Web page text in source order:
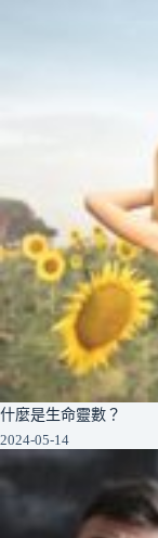
什麼是生命靈數？
2024-05-14